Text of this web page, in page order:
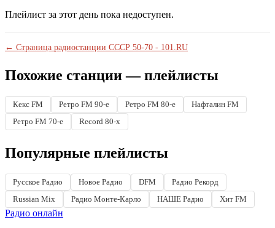
Плейлист за этот день пока недоступен.
← Страница радиостанции СССР 50-70 - 101.RU
Похожие станции — плейлисты
Кекс FM Ретро FM 90-е Ретро FM 80-е
Нафталин FM
Ретро FM 70-е
Record 80-х
Популярные плейлисты
Русское Радио Новое Радио DFM
Радио Рекорд
Russian Mix
Радио Монте-Карло НАШЕ Радио Хит FM
Радио онлайн